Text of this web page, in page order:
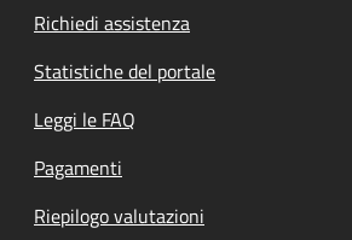
Richiedi assistenza
Statistiche del portale
Leggi le FAQ
Pagamenti
Riepilogo valutazioni